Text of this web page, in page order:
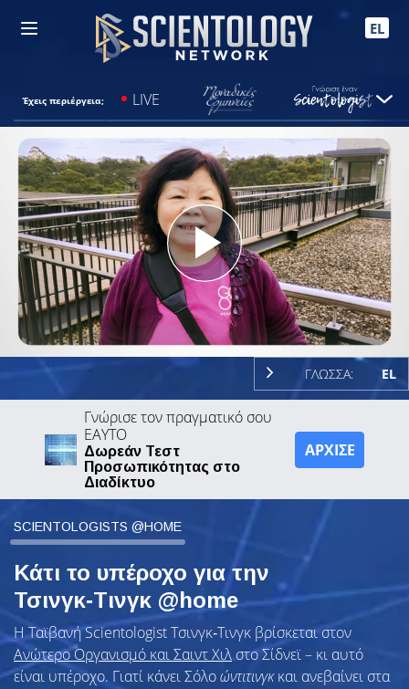
EL
Έχεις περιέργεια; LIVE
Play
Video
ΓΛΩΣΣΑ: EL
Γνώρισε τον πραγματικό σου
ΕΑΥΤΟ
Δωρεάν Τεστ
Προσωπικότητας στο
Διαδίκτυο
ΑΡΧΙΣΕ
SCIENTOLOGISTS @HOME
Κάτι το υπέροχο για την
Τσινγκ‑Τινγκ @home
Η Ταϊβανή Scientologist Τσινγκ‑Τινγκ βρίσκεται στον
Ανώτερο Οργανισμό και Σαιντ Χιλ στο Σίδνεϊ – κι αυτό
είναι υπέροχο. Γιατί κάνει Σόλοώντιτινγκκαι ανεβαίνει στα